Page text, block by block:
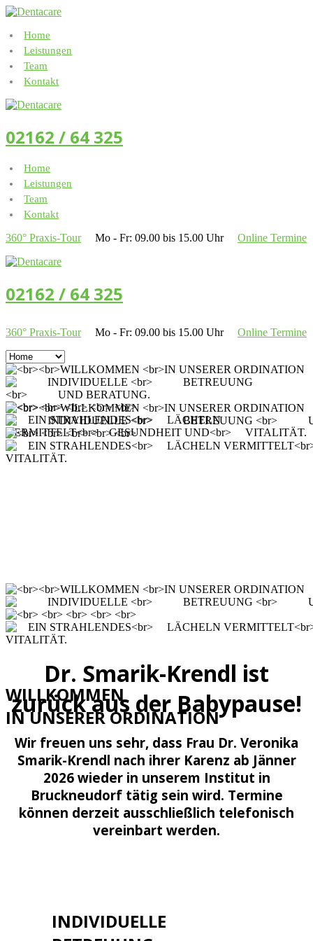
Home
Leistungen
Team
Kontakt
02162 / 64 325
Home
Leistungen
Team
Kontakt
360° Praxis-Tour Mo - Fr: 09.00 bis 15.00 Uhr Online Termine
02162 / 64 325
360° Praxis-Tour Mo - Fr: 09.00 bis 15.00 Uhr Online Termine
WILLKOMMEN
IN UNSERER ORDINATION
INDIVIDUELLE
Dr. Smarik-Krendl ist
zurück aus der Babypause!
Wir freuen uns sehr, dass Frau Dr. Veronika
Smarik-Krendl nach ihrer Karenz ab Jänner
2026 wieder in unserem Institut in
Bruckneudorf tätig sein wird. Termine
können derzeit ausschließlich telefonisch
vereinbart werden.